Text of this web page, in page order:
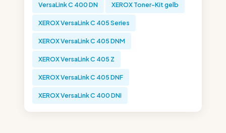
VersaLink C 400 DN XEROX Toner-Kit gelb
XEROX VersaLink C 405 Series
XEROX VersaLink C 405 DNM
XEROX VersaLink C 405 Z
XEROX VersaLink C 405 DNF
XEROX VersaLink C 400 DNI